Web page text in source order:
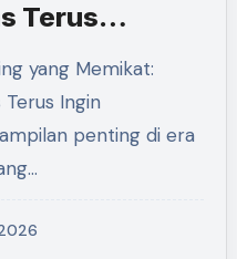
Terus
Terus Ingin
penting di era